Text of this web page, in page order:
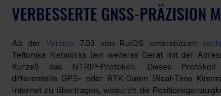
VERBESSERTE GNSS-PRÄZISION
Ab der Version 7.03 von RutOS unterstützen
Teltonika Networks (ein weiteres Gerät mit der
Kürze!) das NTRIP-Protokoll. Dieses
differentielle GPS- oder RTK-Daten (Real-Time
Internet zu übertragen, wodurch die